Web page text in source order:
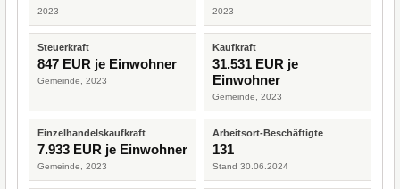
2023 2023
Steuerkraft
847 EUR je Einwohner
Gemeinde, 2023
Kaufkraft
31.531 EUR je
Einwohner
Gemeinde, 2023
Einzelhandelskaufkraft
7.933 EUR je Einwohner
Gemeinde, 2023
Arbeitsort-Beschäftigte
131
Stand 30.06.2024